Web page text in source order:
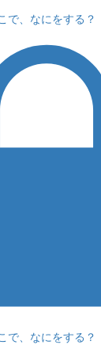
で、なにをする？
で、なにをする？